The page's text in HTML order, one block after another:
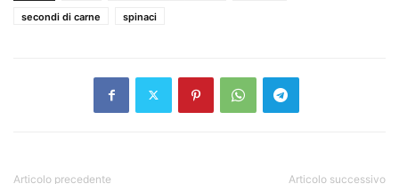
secondi di carne
spinaci
Articolo precedente Articolo successivo